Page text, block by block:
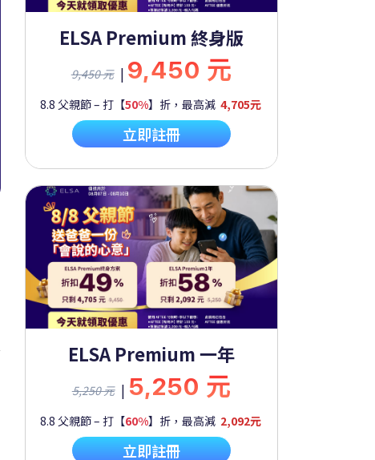
ELSA Premium 終身版
9,450 元 | 9,450 元
8.8 父親節 – 打【50%】折，最高減 4,705元
立即註冊
ELSA Premium 一年
5,250 元 | 5,250 元
8.8 父親節 – 打【60%】折，最高減 2,092元
立即註冊